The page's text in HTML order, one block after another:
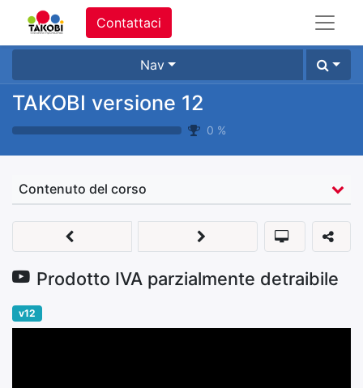
Contattaci
Nav
TAKOBI versione 12
0 %
Contenuto del corso
Prodotto IVA parzialmente detraibile
v12